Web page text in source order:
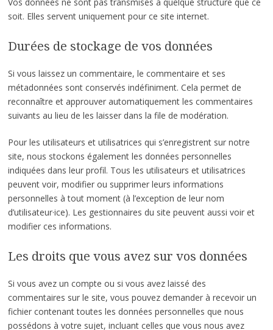
soit. Elles servent uniquement pour ce site internet.
Durées de stockage de vos données
Si vous laissez un commentaire, le commentaire et ses
métadonnées sont conservés indéfiniment. Cela permet de
reconnaître et approuver automatiquement les commentaires
suivants au lieu de les laisser dans la file de modération.
Pour les utilisateurs et utilisatrices qui s’enregistrent sur notre
site, nous stockons également les données personnelles
indiquées dans leur profil. Tous les utilisateurs et utilisatrices
peuvent voir, modifier ou supprimer leurs informations
personnelles à tout moment (à l’exception de leur nom
d’utilisateur·ice). Les gestionnaires du site peuvent aussi voir et
modifier ces informations.
Les droits que vous avez sur vos données
Si vous avez un compte ou si vous avez laissé des
commentaires sur le site, vous pouvez demander à recevoir un
fichier contenant toutes les données personnelles que nous
possédons à votre sujet, incluant celles que vous nous avez